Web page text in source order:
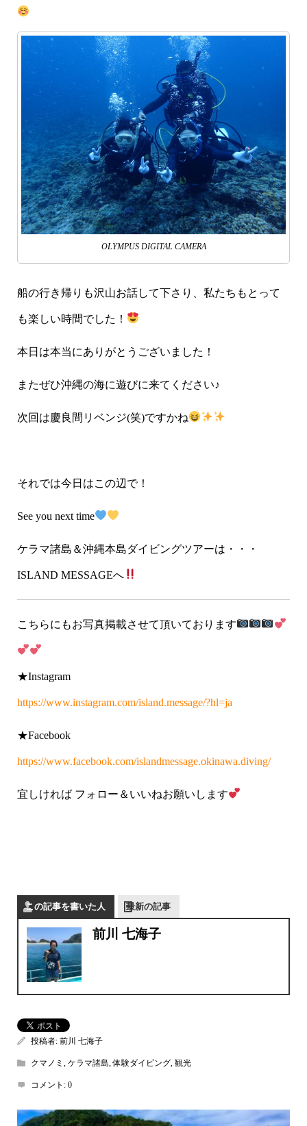
OLYMPUS DIGITAL CAMERA
船の行き帰りも沢山お話して下さり、私たちもとって
も楽しい時間でした！
本日は本当にありがとうございました！
またぜひ沖縄の海に遊びに来てください♪
次回は慶良間リベンジ(笑)ですかね
それでは今日はこの辺で！
See you next time
ケラマ諸島＆沖縄本島ダイビングツアーは・・・
ISLAND MESSAGEへ
こちらにもお写真掲載させて頂いております
★Instagram
https://www.instagram.com/island.message/?hl=ja
★Facebook
https://www.facebook.com/islandmessage.okinawa.diving/
宜しければ フォロー＆いいねお願いします
この記事を書いた人 最新の記事
前川 七海子
投稿者: 前川 七海子
クマノミ ケラマ諸島 ,体験ダイビング, 観光
コメント: 0